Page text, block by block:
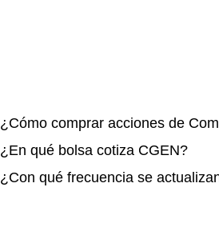
¿Cómo comprar acciones de
¿En qué bolsa cotiza CGEN?
¿Con qué frecuencia se